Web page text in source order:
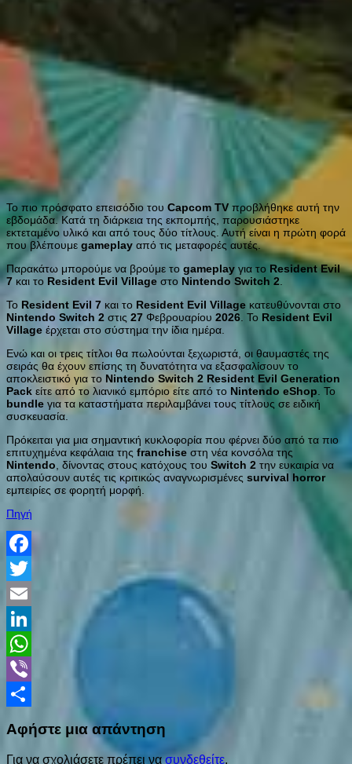
Το πιο πρόσφατο επεισόδιο του Capcom TV προβλήθηκε αυτή την
εβδομάδα. Κατά τη διάρκεια της εκπομπής, παρουσιάστηκε
εκτεταμένο υλικό και από τους δύο τίτλους. Αυτή είναι η πρώτη φορά
που βλέπουμε gameplay από τις μεταφορές αυτές.
Παρακάτω μπορούμε να βρούμε το gameplay για το Resident Evil
7 και το Resident Evil Village στο Nintendo Switch 2
Το Resident Evil 7 και το Resident Evil Village κατευθύνονται στο
Nintendo Switch 2 στις 27 Φεβρουαρίου 2026 . Το Resident Evil
Village έρχεται στο σύστημα την ίδια ημέρα.
Ενώ και οι τρεις τίτλοι θα πωλούνται ξεχωριστά, οι θαυμαστές της
σειράς θα έχουν επίσης τη δυνατότητα να εξασφαλίσουν το
αποκλειστικό για το Nintendo Switch 2 Resident Evil Generation
Pack είτε από το λιανικό εμπόριο είτε από το Nintendo eShop . Το
bundle για τα καταστήματα περιλαμβάνει τους τίτλους σε ειδική
συσκευασία.
Πρόκειται για μια σημαντική κυκλοφορία που φέρνει δύο από τα πιο
επιτυχημένα κεφάλαια της franchise στη νέα κονσόλα της
Nintendo , δίνοντας στους κατόχους του Switch 2 την ευκαιρία να
απολαύσουν αυτές τις κριτικώς αναγνωρισμένες survival horror
εμπειρίες σε φορητή μορφή.
Πηγή
Facebook
Twitter
Email
LinkedIn
WhatsApp
Viber
Αφήστε μια απάντηση
Για να σχολιάσετε πρέπει νασυνδεθείτε.